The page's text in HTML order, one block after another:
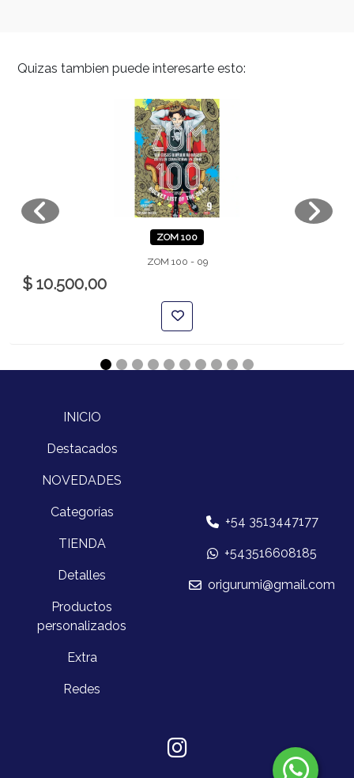
Quizas tambien puede interesarte esto:
ZOM 100
ZOM 100 - 09
$ 10.500,00
INICIO
Destacados
NOVEDADES
Categorías
TIENDA
Detalles
Productos
personalizados
Extra
Redes
+54 3513447177
+543516608185
origurumi@gmail.com